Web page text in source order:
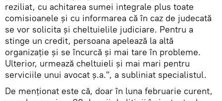
reziliat, cu achitarea sumei integrale plus toate
comisioanele și cu informarea că în caz de judecată
se vor solicita și cheltuielile judiciare. Pentru a
stinge un credit, persoana apelează la altă
organizație și se încurcă și mai tare în probleme.
Ulterior, urmează cheltuieli și mai mari pentru
serviciile unui avocat ș.a.", a subliniat specialistul.
De menționat este că, doar în luna februarie curent,